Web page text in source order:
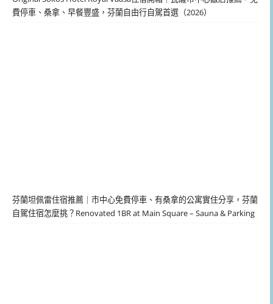
費停車、桑拿、早餐豐盛，芬蘭自由行自駕首選（2026）
芬蘭坦佩雷住宿推薦｜市中心免費停車、有桑拿的公寓實住分享，芬蘭
自駕住宿怎麼挑？Renovated 1BR at Main Square – Sauna & Parking